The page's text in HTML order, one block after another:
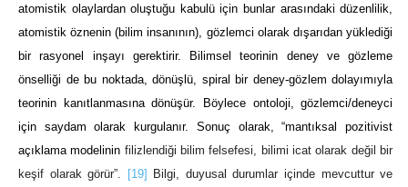
atomistik olaylardan oluştuğu kabulü için bunlar arasındaki düzenlilik,
atomistik öznenin (bilim insanının), gözlemci olarak dışarıdan yüklediği
bir rasyonel inşayı gerektirir. Bilimsel teorinin deney ve gözleme
önselliği de bu noktada, dönüşlü, spiral bir deney-gözlem dolayımıyla
teorinin kanıtlanmasına dönüşür. Böylece ontoloji, gözlemci/deneyci
için saydam olarak kurgulanır. Sonuç olarak, “mantıksal pozitivist
açıklama modelinin filizlendiği bilim felsefesi, bilimi icat olarak değil bir
keşif olarak görür”.
[19] Bilgi, duyusal durumlar içinde mevcuttur ve